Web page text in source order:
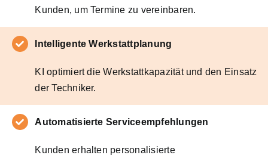
Kunden, um Termine zu vereinbaren.
Intelligente Werkstattplanung
KI optimiert die Werkstattkapazität und den Einsatz
der Techniker.
Automatisierte Serviceempfehlungen
Kunden erhalten personalisierte